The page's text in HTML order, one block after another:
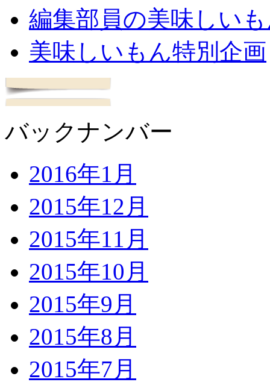
編集部員の美味しい
美味しいもん特別企画
バックナンバー
2016年1月
2015年12月
2015年11月
2015年10月
2015年9月
2015年8月
2015年7月